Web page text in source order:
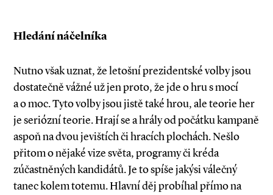
Hledání náčelníka
Nutno však uznat, že letošní prezidentské volby jsou
dostatečně vážné už jen proto, že jde o hru s mocí
a o moc. Tyto volby jsou jistě také hrou, ale teorie her
je seriózní teorie. Hrají se a hrály od počátku kampaně
aspoň na dvou jevištích či hracích plochách. Nešlo
přitom o nějaké vize světa, programy či kréda
zúčastněných kandidátů. Je to spíše jakýsi válečný
tanec kolem totemu. Hlavní děj probíhal přímo na